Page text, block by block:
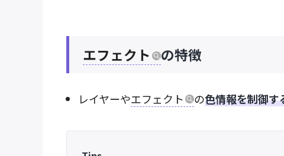
エフェクト の特徴
レイヤーやエフェクト の色情報を制御す